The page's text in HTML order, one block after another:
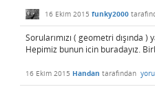
16 Ekim 2015 funky2000
Sorularımızı ( geometri
Hepimiz bunun icin buradayız.
16 Ekim 2015 Handan tarafından